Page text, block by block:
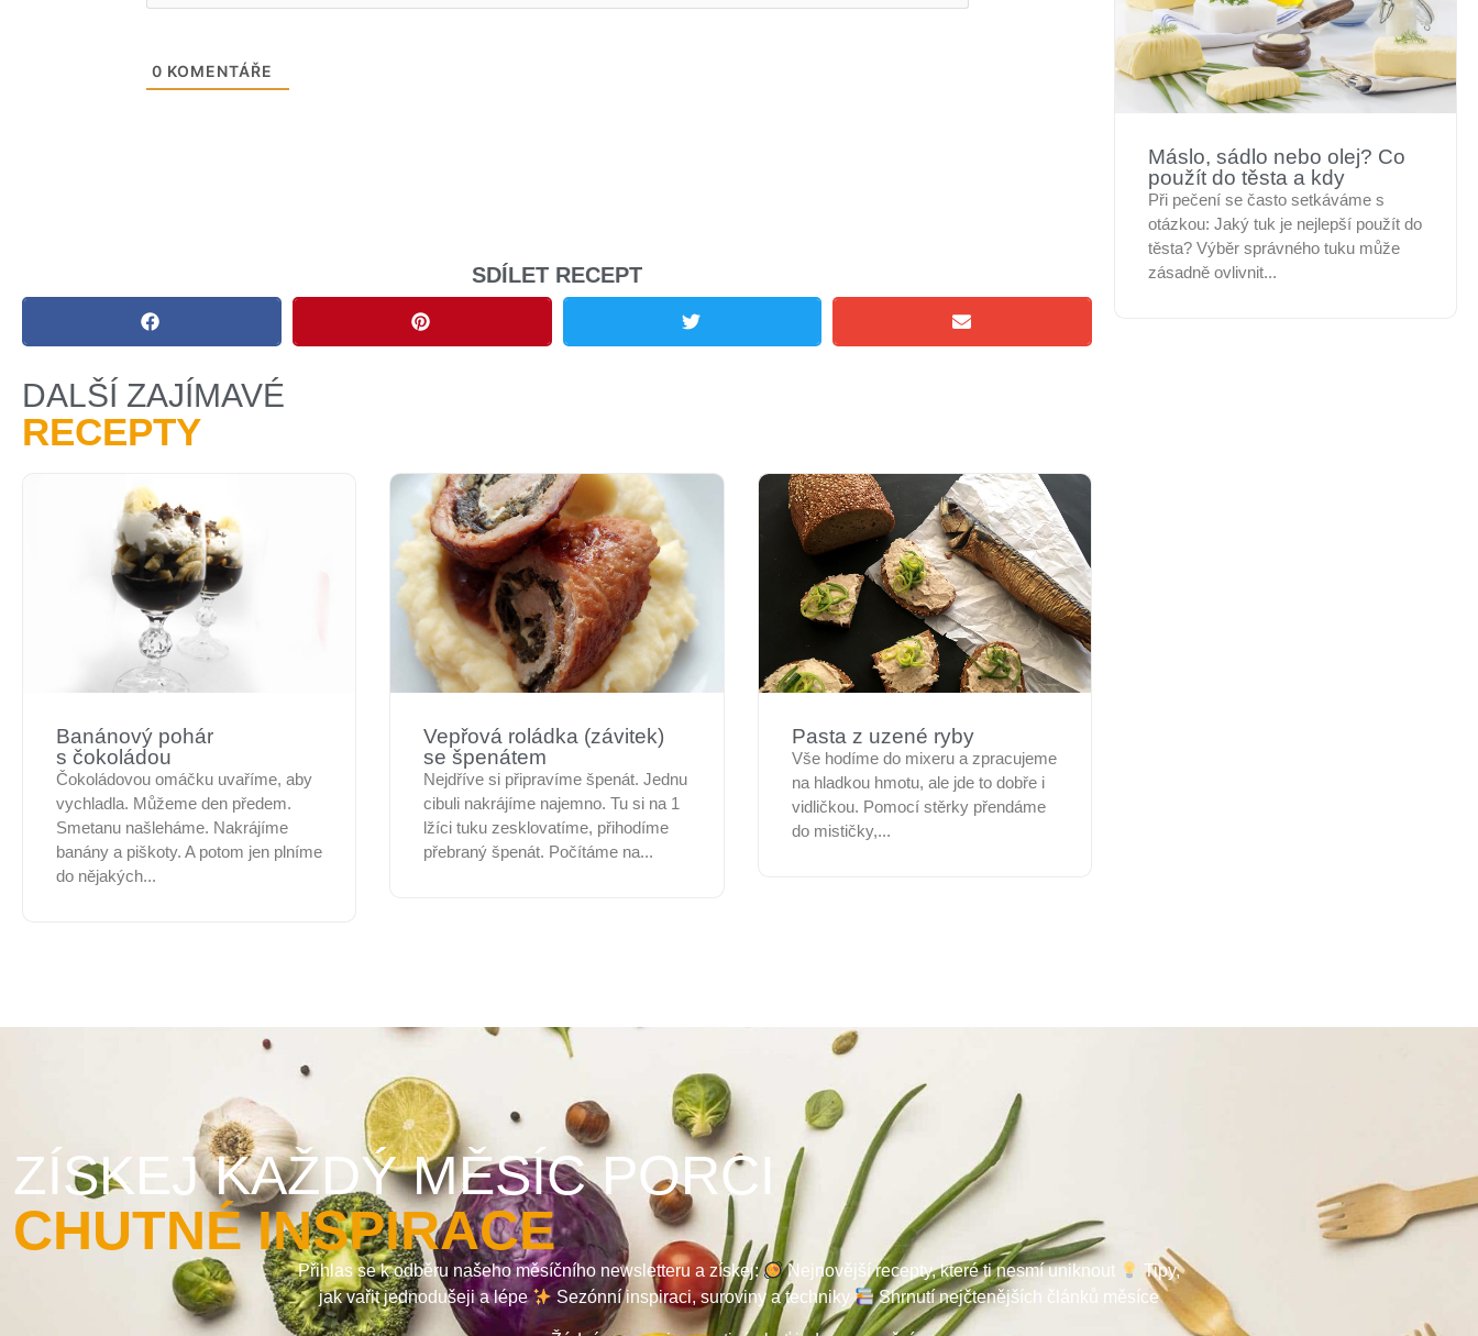
0 KOMENTÁŘE
SDÍLET RECEPT
DALŠÍ ZAJÍMAVÉ
RECEPTY
Banánový pohár
s čokoládou
Čokoládovou omáčku uvaříme, aby
vychladla. Můžeme den předem.
Smetanu našleháme. Nakrájíme
banány a piškoty. A potom jen plníme
do nějakých...
Vepřová roládka (závitek)
se špenátem
Nejdříve si připravíme špenát. Jednu
cibuli nakrájíme najemno. Tu si na 1
lžíci tuku zesklovatíme, přihodíme
přebraný špenát. Počítáme na...
Pasta z uzené ryby
Vše hodíme do mixeru a zpracujeme
na hladkou hmotu, ale jde to dobře i
vidličkou. Pomocí stěrky přendáme
do mističky,...
Máslo, sádlo nebo olej? Co
použít do těsta a kdy
Při pečení se často setkáváme s
otázkou: Jaký tuk je nejlepší použít do
těsta? Výběr správného tuku může
zásadně ovlivnit...
ZÍSKEJ KAŽDÝ MĚSÍC PORCI
CHUTNÉ INSPIRACE
Přihlas se k odběru našeho měsíčního newsletteru a získej: Nejnovější recepty, které ti nesmí uniknout
Tipy,
jak vařit jednodušeji a lépe
Sezónní inspiraci, suroviny a techniky Shrnutí nejčtenějších článků měsíce